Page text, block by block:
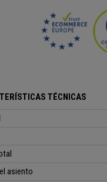
TÉCNICAS
asiento